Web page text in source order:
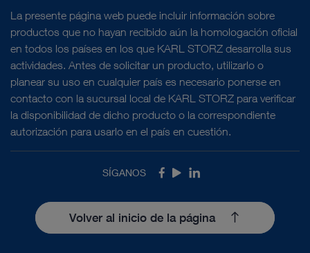
La presente página web puede incluir información sobre
productos que no hayan recibido aún la homologación oficial
en todos los países en los que KARL STORZ desarrolla sus
actividades. Antes de solicitar un producto, utilizarlo o
planear su uso en cualquier país es necesario ponerse en
contacto con la sucursal local de KARL STORZ para verificar
la disponibilidad de dicho producto o la correspondiente
autorización para usarlo en el país en cuestión.
SÍGANOS Facebook
YoutubeLinkedIn
Volver al inicio de la página